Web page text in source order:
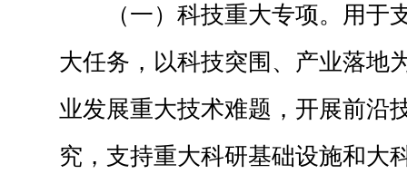
（一）科技重大专项。用于
大任务，以科技突围、产业落地
业发展重大技术难题，开展前沿
究，支持重大科研基础设施和大